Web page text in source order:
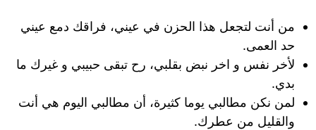
من أنت لتجعل هذا الحزن في عيني، فراقك دمع عيني
حد العمى.
لأخر نفس و اخر نبض بقلبي، رح تبقى حبيبي و غيرك ما
بدي.
لمن نكن مطالبي يوما كثيرة، أن مطالبي اليوم هي أنت
والقليل من عطرك.